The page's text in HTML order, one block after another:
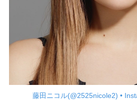
藤田ニコル(@2525nicole2) •